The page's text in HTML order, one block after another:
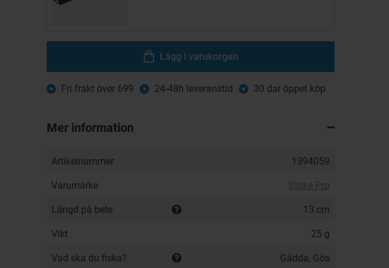
Lägg i varukorgen
Fri frakt över 699 24-48h leveranstid 30 dar öppet köp
Mer information
Artikelnummer 1394059
Varumärke Strike Pro
Längd på bete 13 cm
Vikt 25 g
Vad ska du fiska? Gädda, Gös